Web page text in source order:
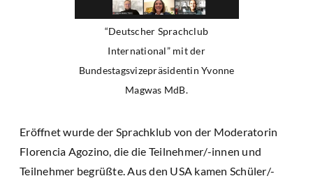
“Deutscher Sprachclub
International” mit der
Bundestagsvizepräsidentin Yvonne
Magwas MdB.
Eröffnet wurde der Sprachklub von der Moderatorin
Florencia Agozino, die die Teilnehmer/-innen und
Teilnehmer begrüßte. Aus den USA kamen Schüler/-